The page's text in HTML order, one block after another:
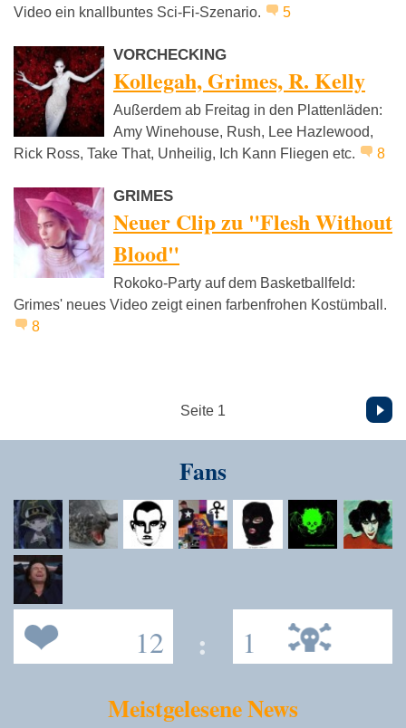
Video ein knallbuntes Sci-Fi-Szenario.
5
VORCHECKING
Kollegah, Grimes, R. Kelly
Außerdem ab Freitag in den Plattenläden:
Amy Winehouse, Rush, Lee Hazlewood,
Rick Ross, Take That, Unheilig, Ich Kann Fliegen etc.
8
GRIMES
Neuer Clip zu "Flesh Without
Blood"
Rokoko-Party auf dem Basketballfeld:
Grimes' neues Video zeigt einen farbenfrohen Kostümball.
8
Seite 1
Vor
Fans
12 : 1
Meistgelesene News